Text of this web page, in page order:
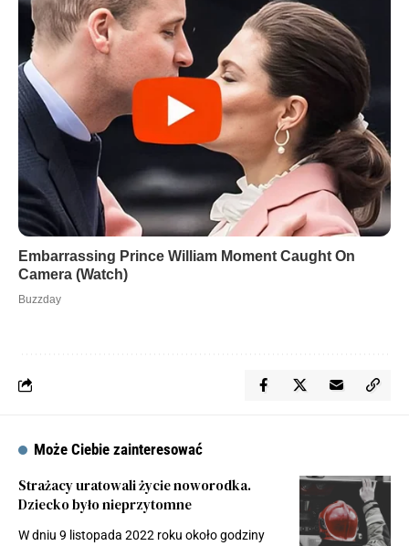
Może Ciebie zainteresować
Strażacy uratowali życie noworodka.
Dziecko było nieprzytomne
W dniu 9 listopada 2022 roku około godziny